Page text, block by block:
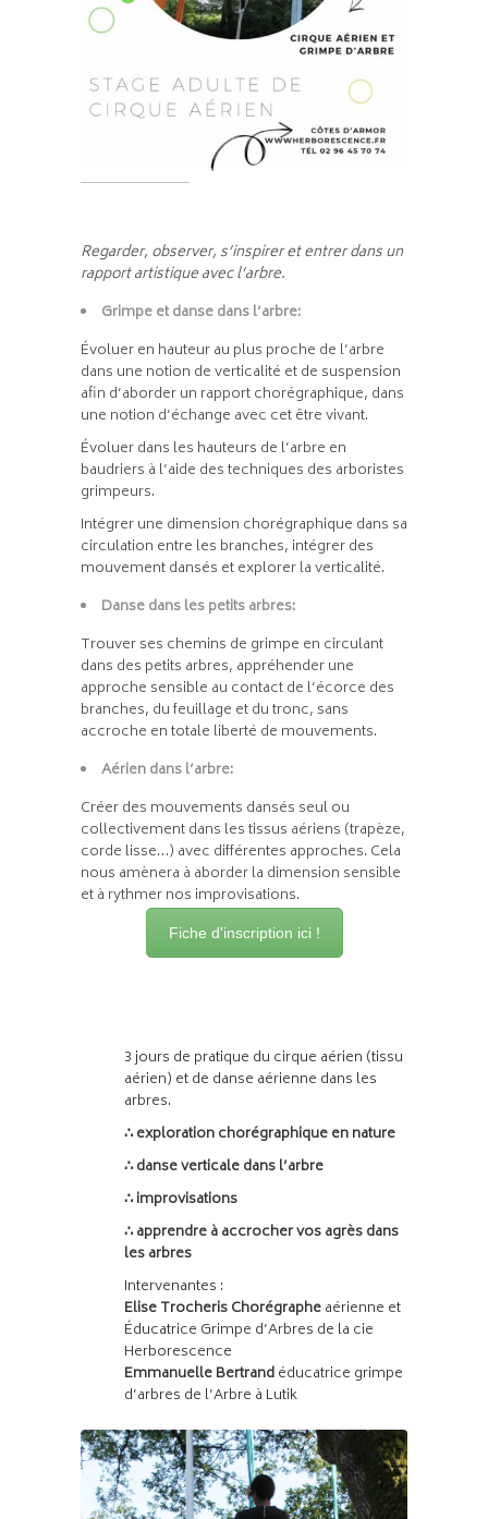
Regarder, observer, s’inspirer et entrer dans un
rapport artistique avec l’arbre.
Grimpe et danse dans l’arbre:
Évoluer en hauteur au plus proche de l’arbre
dans une notion de verticalité et de suspension
afin d’aborder un rapport chorégraphique, dans
une notion d’échange avec cet être vivant.
Évoluer dans les hauteurs de l’arbre en
baudriers à l’aide des techniques des arboristes
grimpeurs.
Intégrer une dimension chorégraphique dans sa
circulation entre les branches, intégrer des
mouvement dansés et explorer la verticalité.
Danse dans les petits arbres:
Trouver ses chemins de grimpe en circulant
dans des petits arbres, appréhender une
approche sensible au contact de l’écorce des
branches, du feuillage et du tronc, sans
accroche en totale liberté de mouvements.
Aérien dans l’arbre:
Créer des mouvements dansés seul ou
collectivement dans les tissus aériens (trapèze,
corde lisse…) avec différentes approches. Cela
nous amènera à aborder la dimension sensible
et à rythmer nos improvisations.
Fiche d'inscription ici !
3 jours de pratique du cirque aérien (tissu
aérien) et de danse aérienne dans les
arbres.
∴ exploration chorégraphique en nature
∴ danse verticale dans l’arbre
∴ improvisations
∴ apprendre à accrocher vos agrès dans
les arbres
Intervenantes :
Elise Trocheris Chorégrapheaérienne et
Éducatrice Grimpe d’Arbres de la cie
Herborescence
Emmanuelle Bertrandéducatrice grimpe
d’arbres de l’Arbre à Lutik